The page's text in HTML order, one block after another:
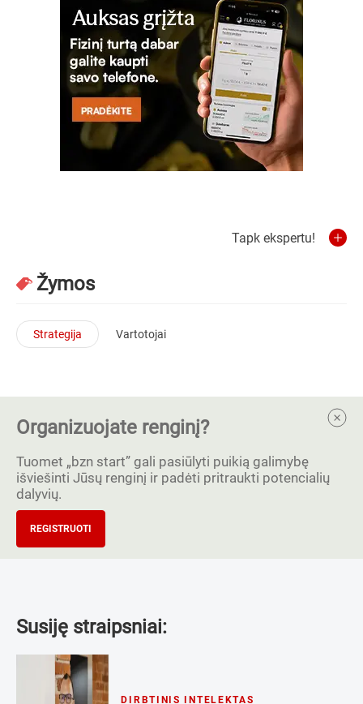
Tapk ekspertu!
Žymos
Strategija Vartotojai
Organizuojate renginį?
Tuomet „bzn start” gali pasiūlyti puikią galimybę
išviešinti Jūsų renginį ir padėti pritraukti potencialių
dalyvių.
REGISTRUOTI
Susiję straipsniai:
DIRBTINIS INTELEKTAS